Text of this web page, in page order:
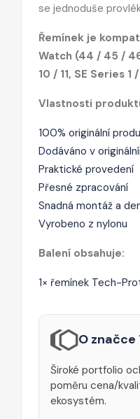
se jednoduše
Řemínek je
Watch (44 / 45 /
10 / 11, SE Series
Vlastnosti
100% originální
Dodáváno v
Praktické provedení
Přesné zpracování
Snadná montáž a
Vyrobeno z nylonu
Balení obsahuje:
1× řemínek Tech-
O
Široké portfolio
poměru cena/
ekosystém.